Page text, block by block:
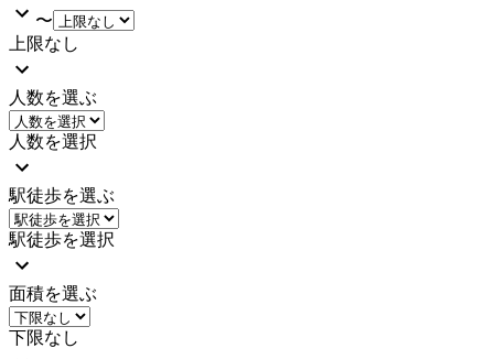
〜
上限なし
人数を選ぶ
人数を選択
駅徒歩を選ぶ
駅徒歩を選択
面積を選ぶ
下限なし